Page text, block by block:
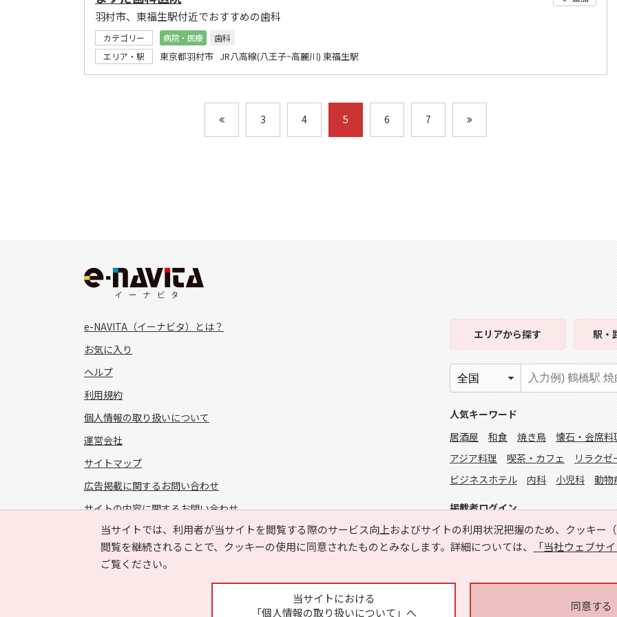
羽村市、東福生駅付近でおすすめの歯科
カテゴリー 病院・医療
歯科
エリア・駅
東京都羽村市 JR八高線(八王子~高麗川) 東福生駅
3 4 5 6 7
当サイトでは、利用者が当サイトを閲覧する際のサービス向上およびサイトの利用状況把握のため、クッキー
閲覧を継続されることで、クッキーの使用に同意されたものとみなします。詳細については、
「当社ウェブサ
ご覧ください。
当サイトにおける
「個人情報の取り扱いについて」へ
同意する
e-NAVITA（イーナビタ）とは？
お気に入り
ヘルプ
利用規約
個人情報の取り扱いについて
運営会社
サイトマップ
広告掲載に関するお問い合わせ
サイトの内容に関するお問い合わせ
エリアから探す 駅・
人気キーワード
居酒屋
和食 焼き鳥 懐石・会席料
アジア料理
喫茶・カフェ リラクゼ
ビジネスホテル
内科 小児科 動物
掲載者ログイン
FOLLOW US!